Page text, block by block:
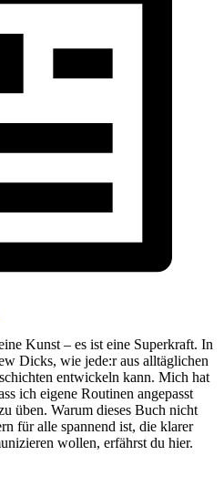
Kunst – es ist eine Superkraft. In
Dicks, wie jede:r aus alltäglichen
entwickeln kann. Mich hat
ich eigene Routinen angepasst
üben. Warum dieses Buch nicht
für alle spannend ist, die klarer
wollen, erfährst du hier.